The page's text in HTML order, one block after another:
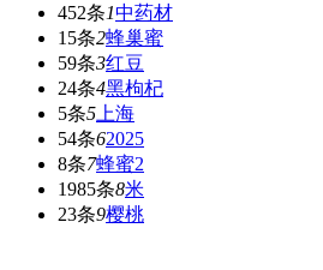
452条1中药材
15条2蜂巢蜜
59条3红豆
24条4黑枸杞
5条5 上海
54条62025
8条7蜂蜜2
1985条8米
23条9樱桃